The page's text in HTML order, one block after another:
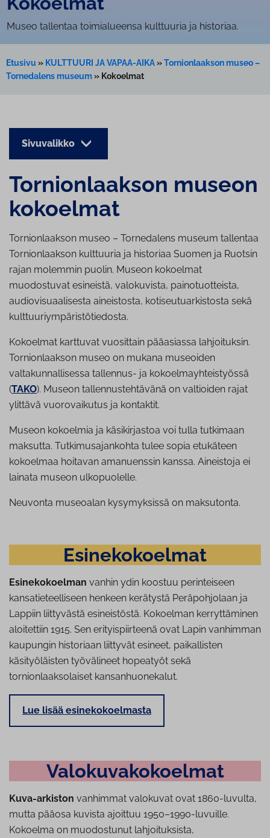
Museo tallentaa toimialueensa kulttuuria ja historiaa.
Etusivu » KULTTUURI JA VAPAA-AIKA»Tornionlaakson museo –
Tornedalens museum» Kokoelmat
Sivuvalikko
Tor­nion­laak­son museon
kokoelmat
Tornionlaakson museo – Tornedalens museum tallentaa
Tornionlaakson kulttuuria ja historiaa Suomen ja Ruotsin
rajan molemmin puolin. Museon kokoelmat
muodostuvat esineistä, valokuvista, painotuotteista,
audiovisuaalisesta aineistosta, kotiseutuarkistosta sekä
kulttuuriympäristötiedosta.
Kokoelmat karttuvat vuosittain pääasiassa lahjoituksin.
Tornionlaakson museo on mukana museoiden
valtakunnallisessa tallennus- ja kokoelmayhteistyössä
(TAKO). Museon tallennustehtävänä on valtioiden rajat
ylittävä vuorovaikutus ja kontaktit.
Museon kokoelmia ja käsikirjastoa voi tulla tutkimaan
maksutta. Tutkimusajankohta tulee sopia etukäteen
kokoelmaa hoitavan amanuenssin kanssa. Aineistoja ei
lainata museon ulkopuolelle.
Neuvonta museoalan kysymyksissä on maksutonta.
Esi­ne­ko­koel­mat
Esinekokoelman vanhin ydin koostuu perinteiseen
kansatieteelliseen henkeen kerätystä Peräpohjolaan ja
Lappiin liittyvästä esineistöstä. Kokoelman kerryttäminen
aloitettiin 1915. Sen erityispiirteenä ovat Lapin vanhimman
kaupungin historiaan liittyvät esineet, paikallisten
käsityöläisten työvälineet hopeatyöt sekä
tornionlaaksolaiset kansanhuonekalut.
Lue lisää esinekokoelmasta
Va­lo­ku­va­ko­koel­mat
Kuva-arkiston vanhimmat valokuvat ovat 1860-luvulta,
mutta pääosa kuvista ajoittuu 1950–1990-luvuille.
Kokoelma on muodostunut lahjoituksista,